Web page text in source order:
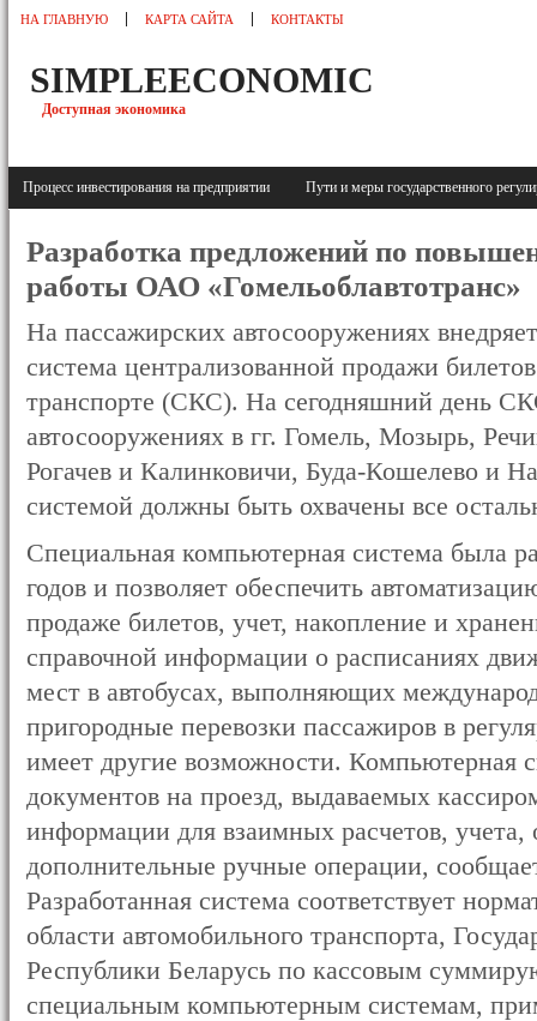
НА ГЛАВНУЮ КАРТА САЙТА КОНТАКТЫ
SIMPLEECONOMIC
Доступная экономика
Процесс инвестирования на предприятии Пути и меры государственного
Разработка предложений по
работы ОАО «Гомельоблавтотранс»
На пассажирских автосооружениях
система централизованной продажи
транспорте (СКС). На сегодняшний день
автосооружениях в гг. Гомель, Мозырь,
Рогачев и Калинковичи, Буда-Кошелево и
системой должны быть охвачены все
Cпециальная компьютерная система была
годов и позволяет обеспечить
продаже билетов, учет, накопление и
справочной информации о расписаниях
мест в автобусах, выполняющих
пригородные перевозки пассажиров в
имеет другие возможности. Компьютерная
документов на проезд, выдаваемых
информации для взаимных расчетов, учета,
дополнительные ручные операции,
Разработанная система соответствует
области автомобильного транспорта,
Республики Беларусь по кассовым
специальным компьютерным системам,